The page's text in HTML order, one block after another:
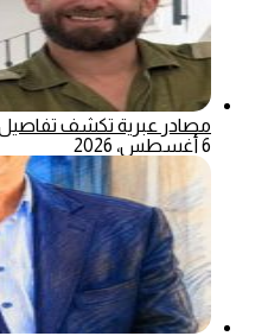
مصادر عبرية تكشف
6 أغسطس، 2026